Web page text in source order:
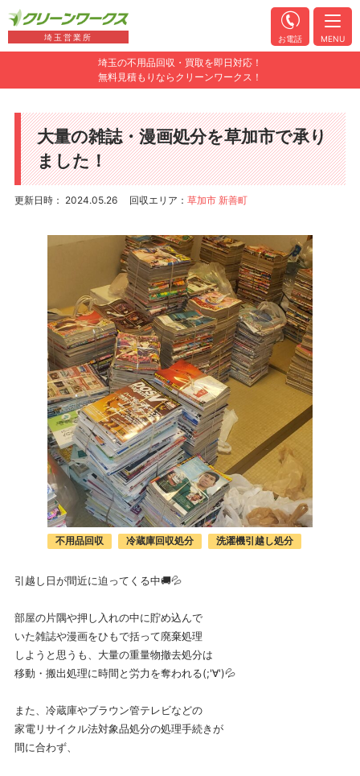
埼玉の不用品回収・買取を即日対応！
無料見積もりならクリーンワークス！
埼玉営業所 お電話 MENU
大量の雑誌・漫画処分を草加市で承り
ました！
更新日時： 2024.05.26 回収エリア： 草加市 新善町
不用品回収 冷蔵庫回収処分 洗濯機引越し処分
引越し日が間近に迫ってくる中🚚💦
部屋の片隅や押し入れの中に貯め込んで
いた雑誌や漫画をひもで括って廃棄処理
しようと思うも、大量の重量物撤去処分は
移動・搬出処理に時間と労力を奪われる(;'∀')💦
また、冷蔵庫やブラウン管テレビなどの
家電リサイクル法対象品処分の処理手続きが
間に合わず、